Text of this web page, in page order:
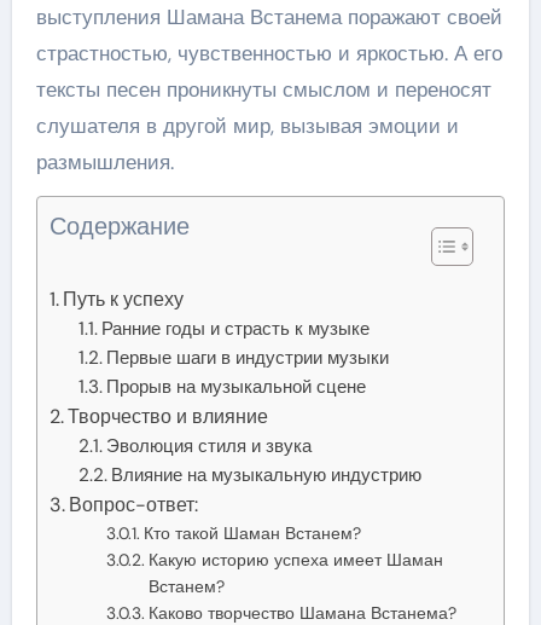
выступления Шамана Встанема поражают своей
страстностью, чувственностью и яркостью. А его
тексты песен проникнуты смыслом и переносят
слушателя в другой мир, вызывая эмоции и
размышления.
Содержание
Путь к успеху
Ранние годы и страсть к музыке
Первые шаги в индустрии музыки
Прорыв на музыкальной сцене
Творчество и влияние
Эволюция стиля и звука
Влияние на музыкальную индустрию
Вопрос-ответ:
Кто такой Шаман Встанем?
Какую историю успеха имеет Шаман
Встанем?
Каково творчество Шамана Встанема?